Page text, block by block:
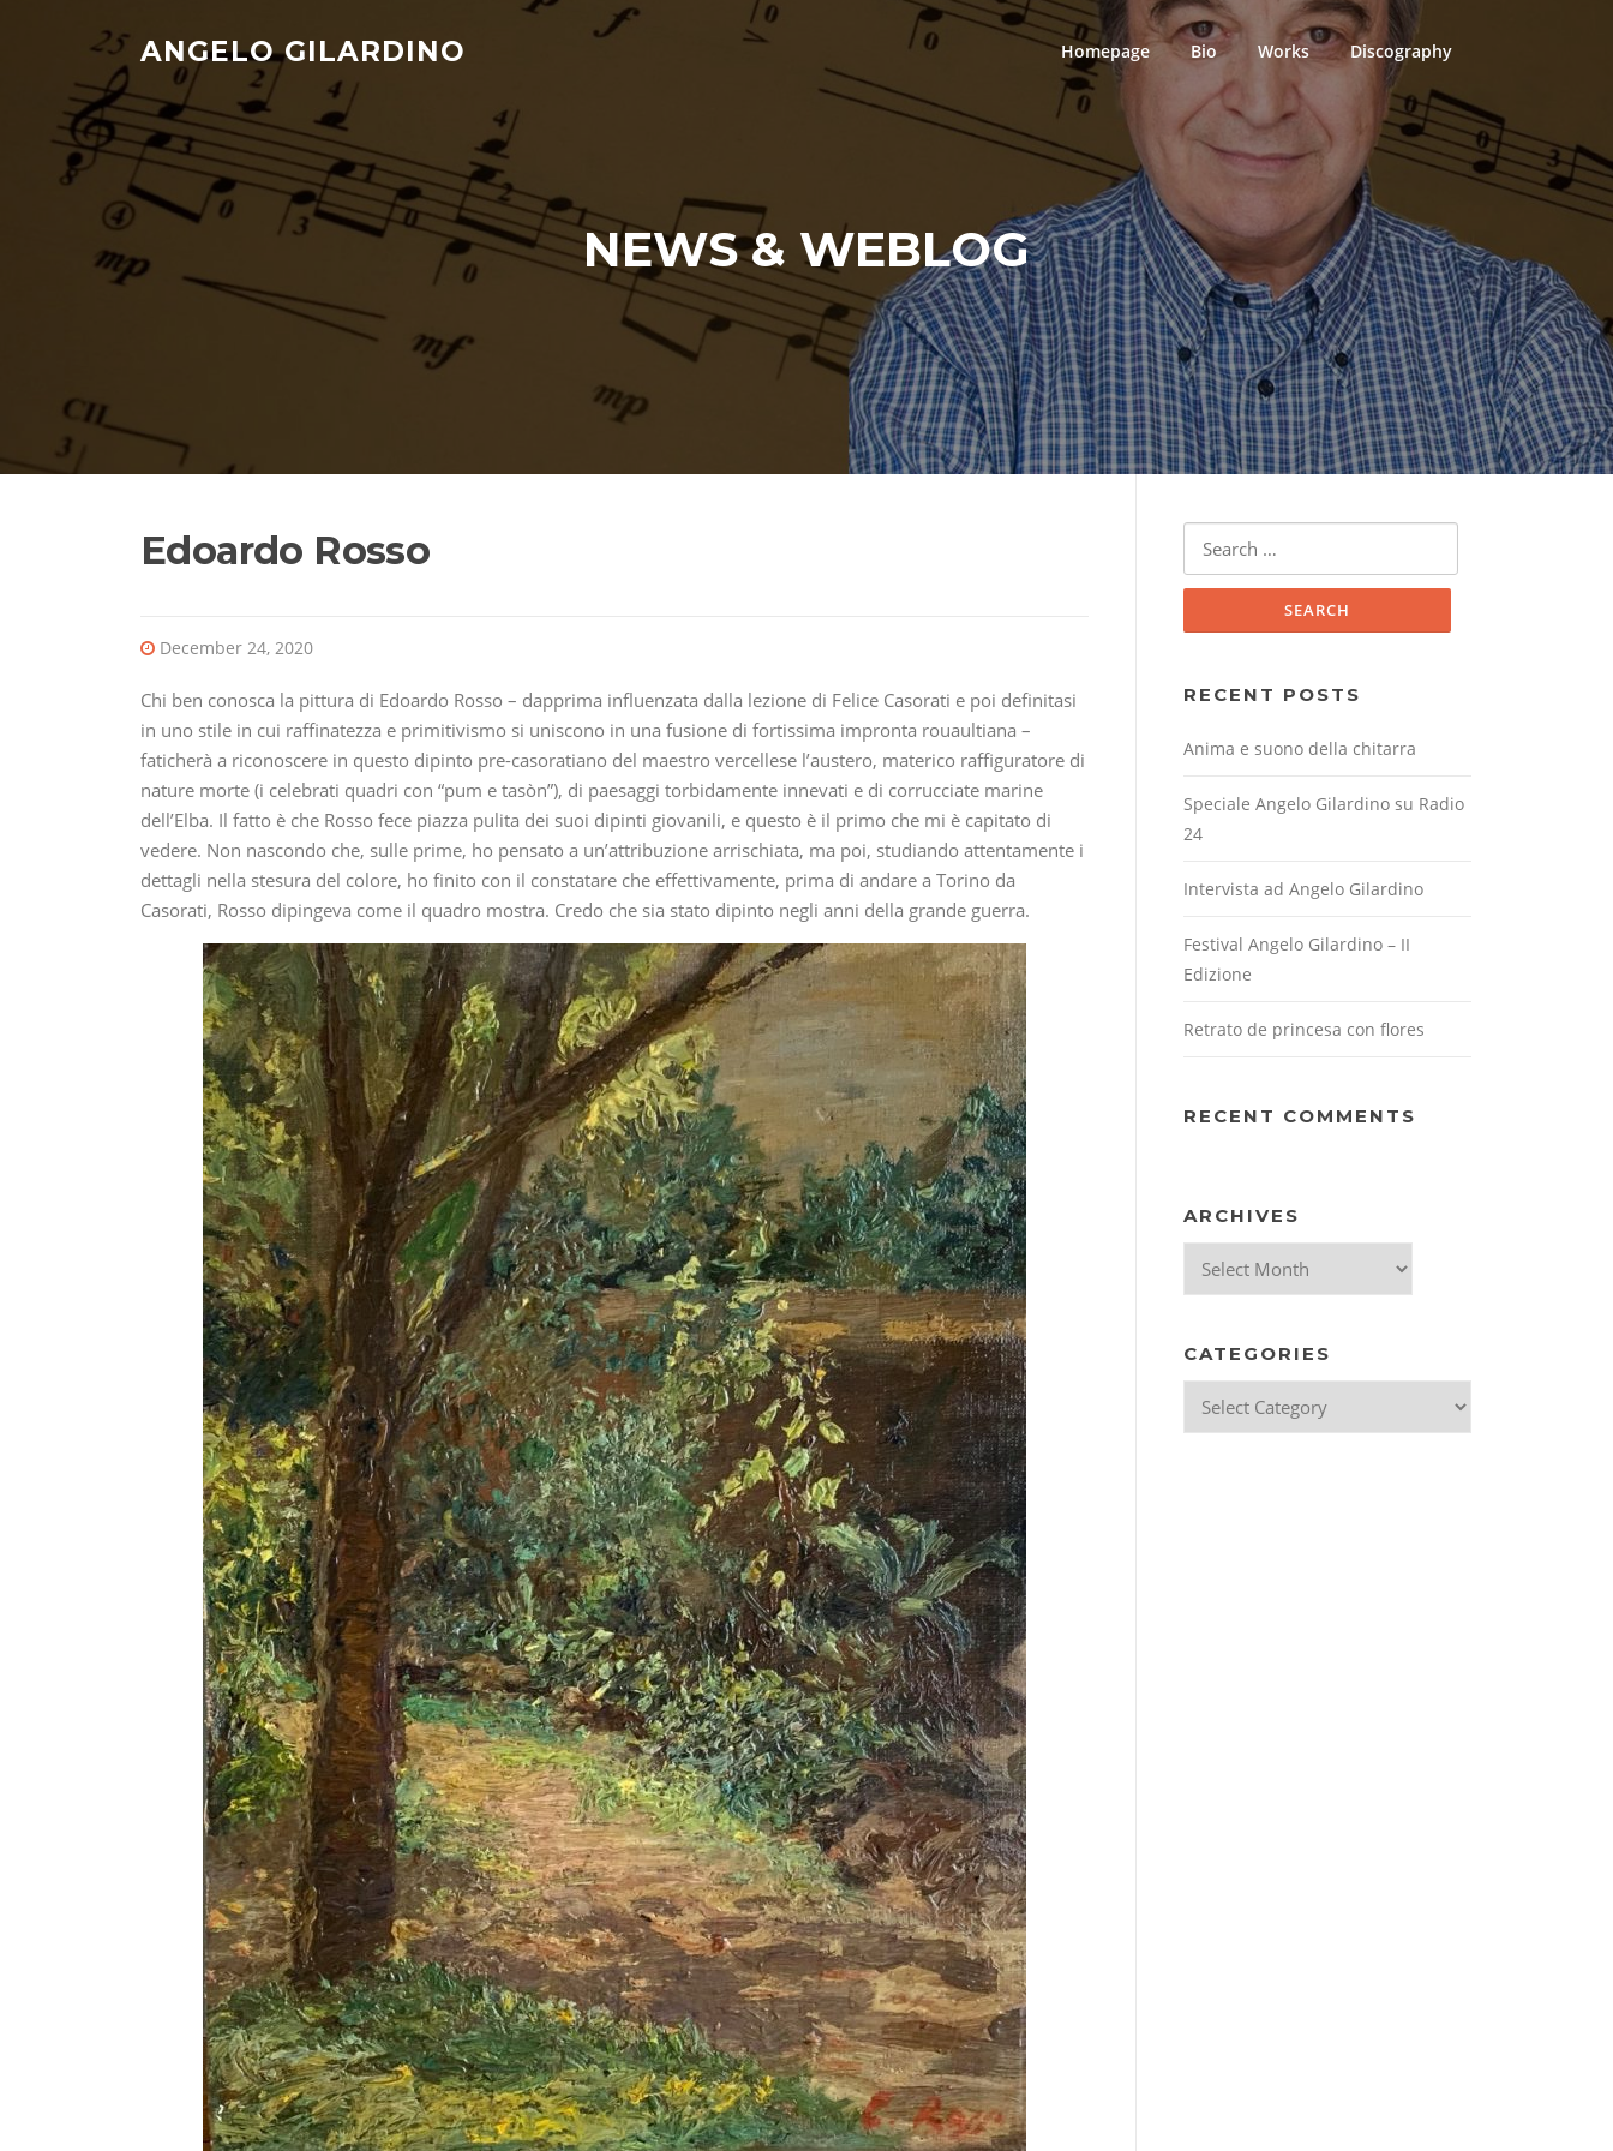
ANGELO GILARDINO Homepage Bio Works Discography
NEWS & WEBLOG
Edoardo Rosso
December 24, 2020
Chi ben conosca la pittura di Edoardo Rosso – dapprima influenzata dalla lezione di Felice Casorati e poi definitasi
in uno stile in cui raffinatezza e primitivismo si uniscono in una fusione di fortissima impronta rouaultiana –
faticherà a riconoscere in questo dipinto pre-casoratiano del maestro vercellese l’austero, materico raffiguratore di
nature morte (i celebrati quadri con “pum e tasòn”), di paesaggi torbidamente innevati e di corrucciate marine
dell’Elba. Il fatto è che Rosso fece piazza pulita dei suoi dipinti giovanili, e questo è il primo che mi è capitato di
vedere. Non nascondo che, sulle prime, ho pensato a un’attribuzione arrischiata, ma poi, studiando attentamente i
dettagli nella stesura del colore, ho finito con il constatare che effettivamente, prima di andare a Torino da
Casorati, Rosso dipingeva come il quadro mostra. Credo che sia stato dipinto negli anni della grande guerra.
RECENT POSTS
Anima e suono della chitarra
Speciale Angelo Gilardino su Radio
24
Intervista ad Angelo Gilardino
Festival Angelo Gilardino – II
Edizione
Retrato de princesa con flores
RECENT COMMENTS
ARCHIVES
CATEGORIES